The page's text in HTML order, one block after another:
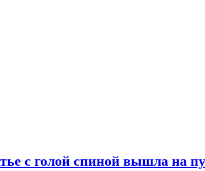
с голой спиной вышла на